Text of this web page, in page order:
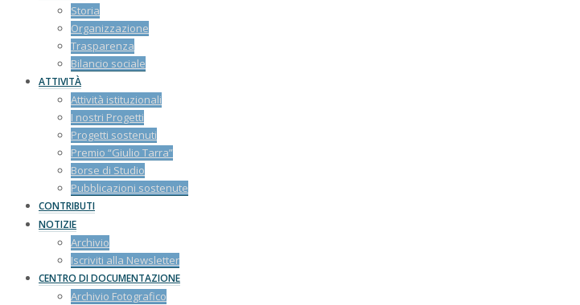
Storia
Organizzazione
Trasparenza
Bilancio sociale
ATTIVITÀ
Attività istituzionali
I nostri Progetti
Progetti sostenuti
Premio “Giulio Tarra”
Borse di Studio
Pubblicazioni sostenute
CONTRIBUTI
NOTIZIE
Archivio
Iscriviti alla Newsletter
CENTRO DI DOCUMENTAZIONE
Archivio Fotografico